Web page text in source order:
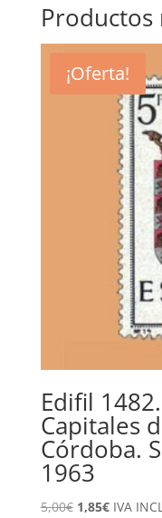
Productos
¡Oferta!
Edifil
Capitales
Córdoba.
1963
5,00€ El
1,85€ElIVA